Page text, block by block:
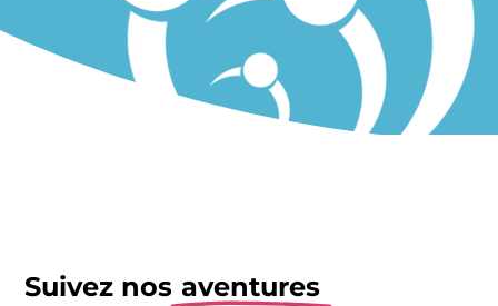
Suivez nos aventures